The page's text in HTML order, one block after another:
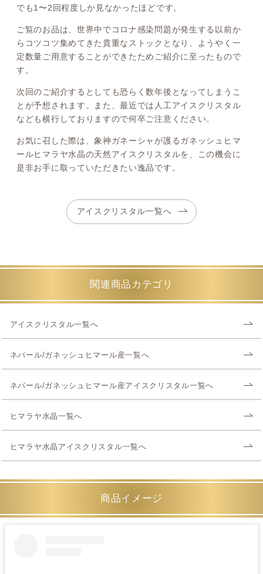
でも1〜2回程度しか見なかったほどです。
ご覧のお品は、世界中でコロナ感染問題が発生する以前か
らコツコツ集めてきた貴重なストックとなり、ようやく一
定数量ご用意することができたためご紹介に至ったもので
す。
次回のご紹介するとしても恐らく数年後となってしまうこ
とが予想されます。また、最近では人工アイスクリスタル
なども横行しておりますので何卒ご注意ください。
お気に召した際は、象神ガネーシャが護るガネッシュヒマ
ールヒマラヤ水晶の天然アイスクリスタルを、この機会に
是非お手に取っていただきたい逸品です。
アイスクリスタル一覧へ
関連商品カテゴリ
アイスクリスタル一覧へ
ネパール/ガネッシュヒマール産一覧へ
ネパール/ガネッシュヒマール産アイスクリスタル一覧へ
ヒマラヤ水晶一覧へ
ヒマラヤ水晶アイスクリスタル一覧へ
商品イメージ